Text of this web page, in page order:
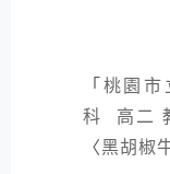
「 桃園市
科 高二
〈黑胡椒